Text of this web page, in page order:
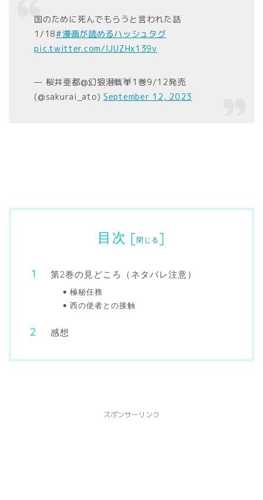
国のために死んでもらうと言われた話
1/18#漫画が読めるハッシュタグ
pic.twitter.com/IJUZHx139v
— 桜井亜都@幻狼潜戦
1巻9/12発売
(@sakurai_ato) September 12, 2023
目次 [閉じる]
第2巻の見どころ（ネタバレ注意）
極秘任務
西の使者との接触
感想
スポンサーリンク